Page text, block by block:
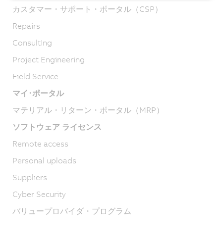
カスタマー・サポート・ポータル（CSP）
Repairs
Consulting
Project Engineering
Field Service
マイ･ポータル
マテリアル・リターン・ポータル（MRP）
ソフトウェア ライセンス
Remote access
Personal uploads
Suppliers
Cyber Security
バリュープロバイダ・プログラム